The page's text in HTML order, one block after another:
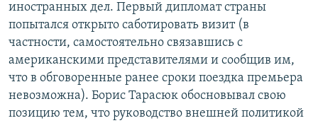
иностранных дел. Первый дипломат страны
попытался открыто саботировать визит (в
частности, самостоятельно связавшись с
американскими представителями и сообщив им,
что в обговоренные ранее сроки поездка премьера
невозможна). Борис Тарасюк обосновывал свою
позицию тем, что руководство внешней политикой